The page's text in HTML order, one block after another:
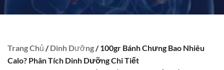
Trang Chủ /Dinh Dưỡng/ 100gr Bánh Chưng Bao Nhiêu
Calo? Phân Tích Dinh Dưỡng Chi Tiết